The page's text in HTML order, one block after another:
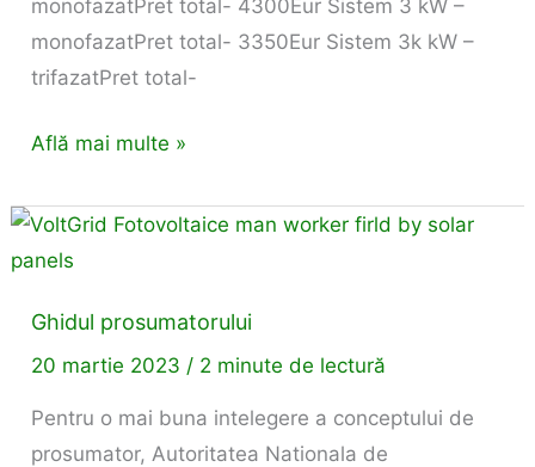
monofazatPret total- 4300Eur Sistem 3 kW –
monofazatPret total- 3350Eur Sistem 3k kW –
trifazatPret total-
Află mai multe »
Ghidul prosumatorului
20 martie 2023 / 2 minute de lectură
Pentru o mai buna intelegere a conceptului de
prosumator, Autoritatea Nationala de
Ghidul
prosumatorului